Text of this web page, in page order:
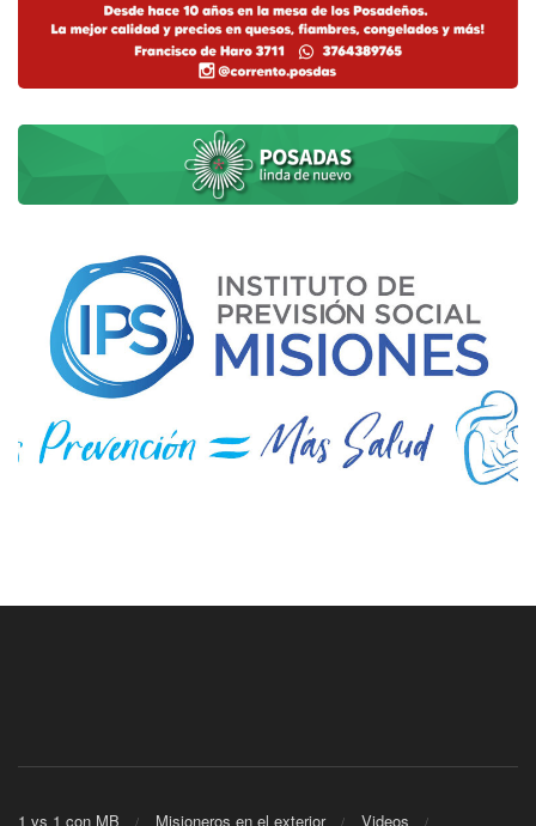
1 vs 1 con MB Misioneros en el exterior Videos